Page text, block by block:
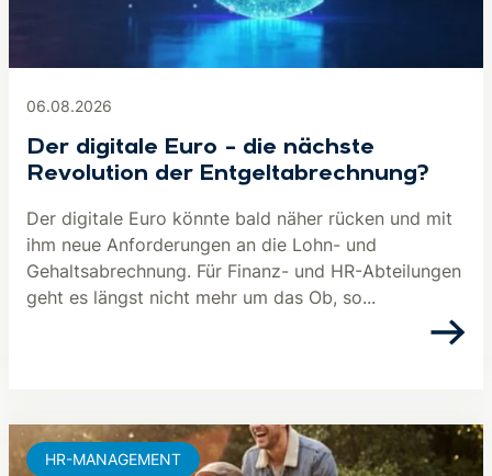
06.08.2026
Der digitale Euro – die nächste
Revolution der Entgeltabrechnung?
Der digitale Euro könnte bald näher rücken und mit
ihm neue Anforderungen an die Lohn- und
Gehaltsabrechnung. Für Finanz- und HR-Abteilungen
geht es längst nicht mehr um das Ob, so...
HR-MANAGEMENT